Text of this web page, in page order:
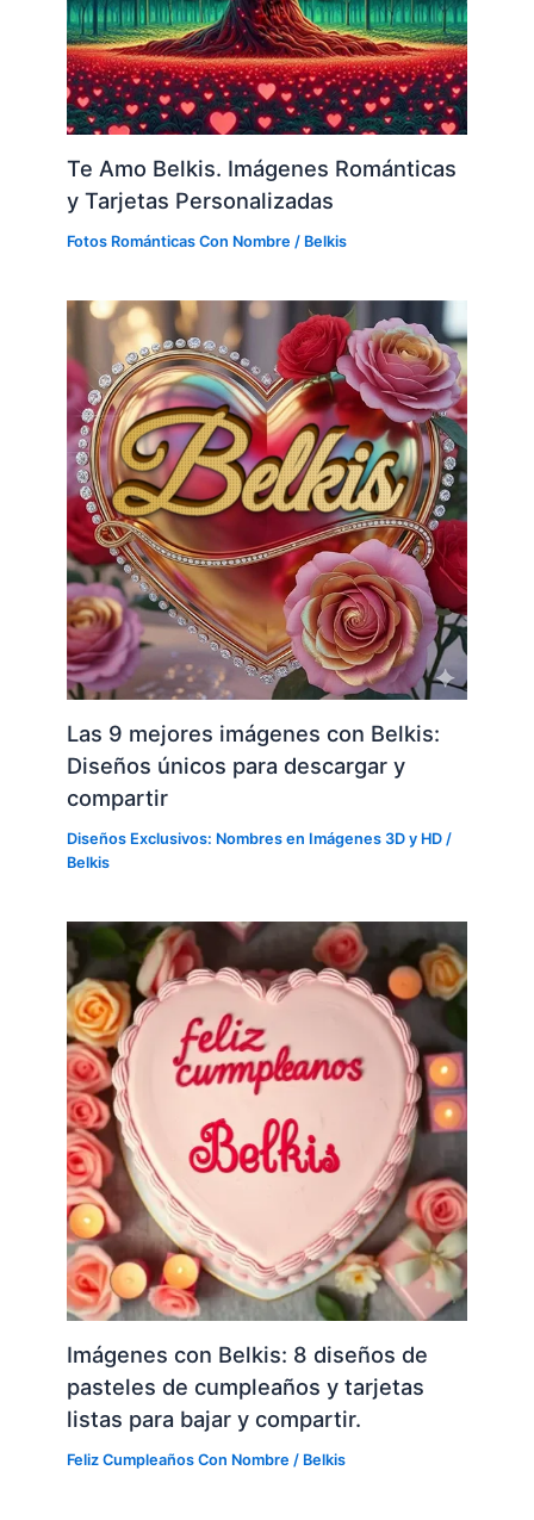
Te Amo Belkis. Imágenes Románticas
y Tarjetas Personalizadas
Fotos Románticas Con Nombre / Belkis
Las 9 mejores imágenes con Belkis:
Diseños únicos para descargar y
compartir
Diseños Exclusivos: Nombres en Imágenes 3D y HD /
Belkis
Imágenes con Belkis: 8 diseños de
pasteles de cumpleaños y tarjetas
listas para bajar y compartir.
Feliz Cumpleaños Con Nombre / Belkis